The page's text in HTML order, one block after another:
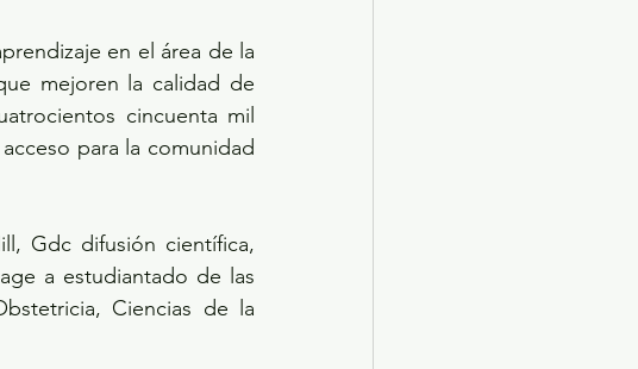
en el área de la
mejoren la calidad de
cincuenta mil
para la comunidad
Gdc difusión científica,
a estudiantado de las
Ciencias de la